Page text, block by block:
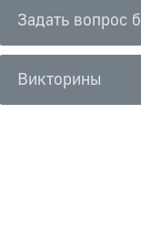
Задать вопрос
Викторины